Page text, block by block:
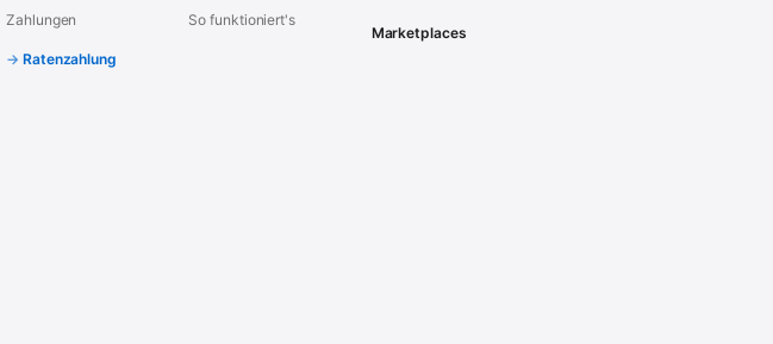
Zahlungen
Ratenzahlung
So funktioniert's
Marketplaces